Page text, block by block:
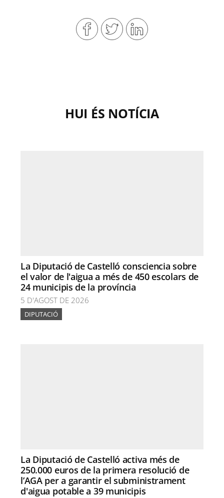
HUI ÉS NOTÍCIA
La Diputació de Castelló consciencia sobre
el valor de l'aigua a més de 450 escolars de
24 municipis de la província
5 D'AGOST DE 2026
DIPUTACIÓ
La Diputació de Castelló activa més de
250.000 euros de la primera resolució de
l’AGA per a garantir el subministrament
d'aigua potable a 39 municipis